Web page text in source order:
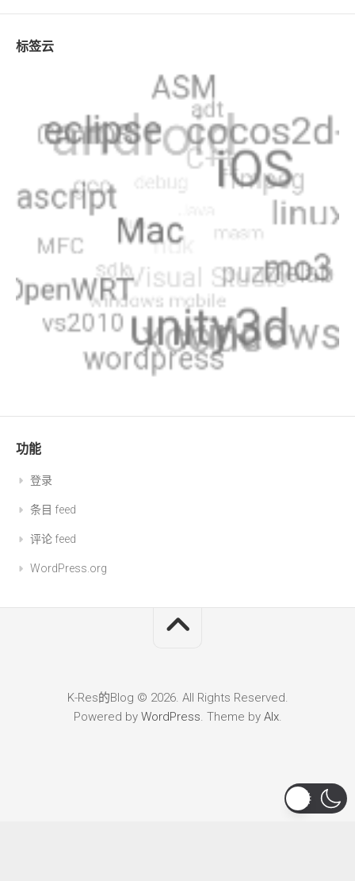
标签云
功能
登录
条目 feed
评论 feed
WordPress.org
K-Res的Blog © 2026. All Rights Reserved.
Powered by WordPress. Theme by Alx.